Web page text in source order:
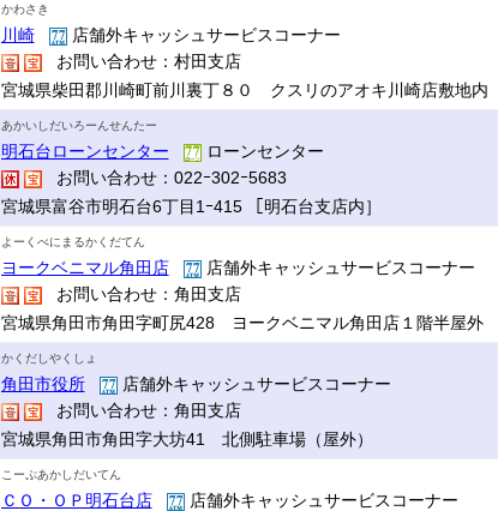
かわさき
川崎
店舗外キャッシュサービスコーナー
お問い合わせ：村田支店
宮城県柴田郡川崎町前川裏丁８０ クスリのアオキ川崎店敷地内
あかいしだいろーんせんたー
明石台ローンセンター
ローンセンター
お問い合わせ：022ｰ302ｰ5683
宮城県富谷市明石台6丁目1ｰ415 ［明石台支店内］
よーくべにまるかくだてん
ヨークベニマル角田店
店舗外キャッシュサービスコーナー
お問い合わせ：角田支店
宮城県角田市角田字町尻428 ヨークベニマル角田店１階半屋外
かくだしやくしょ
角田市役所
店舗外キャッシュサービスコーナー
お問い合わせ：角田支店
宮城県角田市角田字大坊41 北側駐車場（屋外）
こーぷあかしだいてん
ＣＯ・ＯＰ明石台店
店舗外キャッシュサービスコーナー